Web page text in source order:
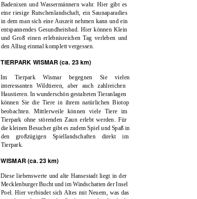
Badenixen und Wassermännern wahr. Hier gibt es
eine riesige Rutschenlandschaft, ein Saunaparadies
in dem man sich eine Auszeit nehmen kann und ein
entspannendes Gesundheitsbad. Hier können Klein
und Groß einen erlebnisreichen Tag verleben und
den Alltag einmal komplett vergessen.
TIERPARK WISMAR (ca. 23 km)
Im Tierpark Wismar begegnen Sie vielen
interessanten Wildtieren, aber auch zahlreichen
Haustieren. In wunderschön gestalteten Tieranlagen
können Sie die Tiere in ihrem natürlichen Biotop
beobachten. Mittlerweile können viele Tiere im
Tierpark ohne störenden Zaun erlebt werden. Für
die kleinen Besucher gibt es zudem Spiel und Spaß in
den großzügigen Spiellandschaften direkt im
Tierpark.
WISMAR (ca. 23 km)
Diese liebenswerte und alte Hansestadt liegt in der
Mecklenburger Bucht und im Windschatten der Insel
Poel. Hier verbindet sich Altes mit Neuem, was das